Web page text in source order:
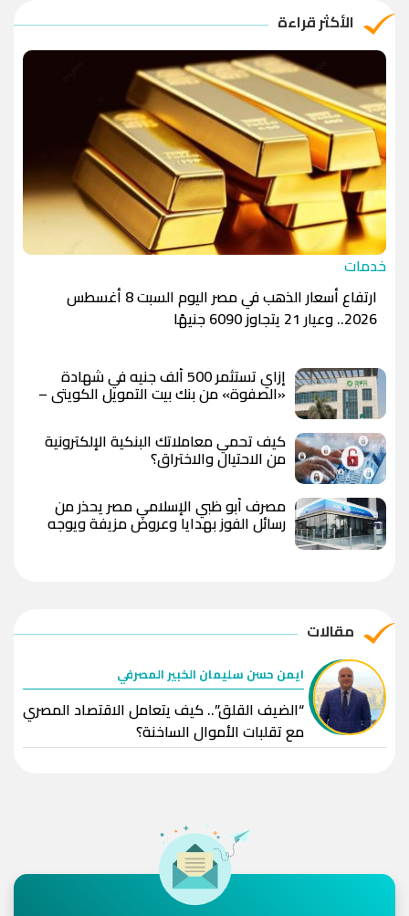
الريال القطري
الدينار الأردني
-1.0000
-1.0000
الأكثر قراءة
خدمات
ارتفاع أسعار الذهب في مصر اليوم السبت 8 أغسطس
2026.. وعيار 21 يتجاوز 6090 جنيهًا
إزاي تستثمر 500 ألف جنيه في شهادة
«الصفوة» من بنك بيت التمويل الكويتي –
مصر بعد رفع العائد؟
كيف تحمي معاملاتك البنكية الإلكترونية
من الاحتيال والاختراق؟
مصرف أبو ظبي الإسلامي مصر يحذر من
رسائل الفوز بهدايا وعروض مزيفة ويوجه
بعدم مشاركة البيانات المصرفية
مقالات
ايمن حسن سليمان الخبير المصرفي
“الضيف القلق”.. كيف يتعامل الاقتصاد المصري
مع تقلبات الأموال الساخنة؟